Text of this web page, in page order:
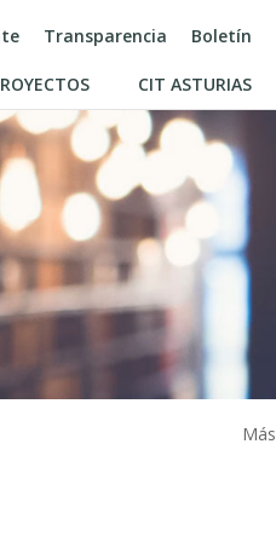
Transparencia Boletín
CIT ASTURIAS
Más